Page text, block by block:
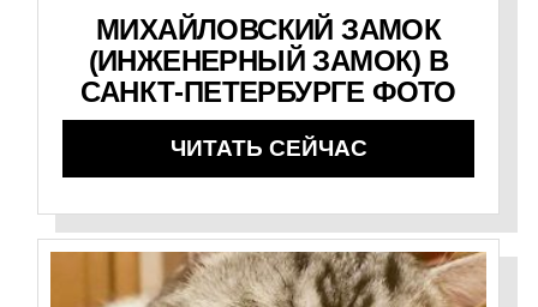
МИХАЙЛОВСКИЙ ЗАМОК
(ИНЖЕНЕРНЫЙ ЗАМОК) В
САНКТ-ПЕТЕРБУРГЕ ФОТО
ЧИТАТЬ СЕЙЧАС